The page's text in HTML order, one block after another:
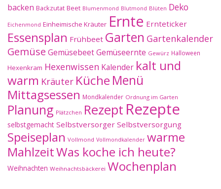
backen Backzutat Beet Blumenmond Blutmond Blüten Deko
Eichenmond Einheimische Kräuter Ernte Ernteticker
Essensplan Frühbeet Garten Gartenkalender
Gemüse GemüsebeetGemüseernte Gewürz Halloween
Hexenkram Hexenwissen Kalender kalt und
warm Kräuter Küche Menü
Mittagsessen Mondkalender Ordnung im Garten
Planung Plätzchen Rezept Rezepte
selbstgemacht Selbstversorger Selbstversorgung
Speiseplan Vollmond Vollmondkalender warme
MahlzeitWas koche ich heute?
Weihnachten Weihnachtsbäckerei Wochenplan